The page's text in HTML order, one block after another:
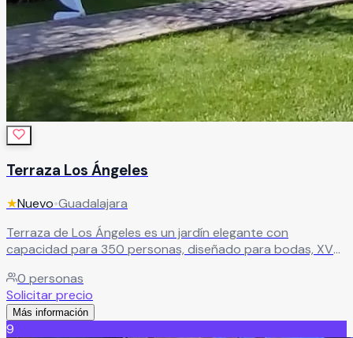
Terraza Los Ángeles
★Nuevo•Guadalajara
Terraza de Los Ángeles es un jardín elegante con
capacidad para 350 personas, diseñado para bodas, XV
imponente pérgola toma protagonismo como mesa
principal, creando ese punto focal que toda celebración
necesita.Leer más
0 personas
Solicitar precio
Más información
9